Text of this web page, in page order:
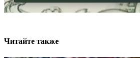
Читайте также